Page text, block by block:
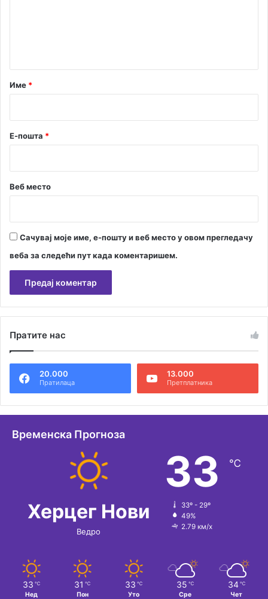
р
Име *
Е-пошта *
Веб место
Сачувај моје име, е-пошту и веб место у овом прегледачу
веба за следећи пут када коментаришем.
т
н
т
Пратите нас
20.000
Пратилаца
13.000
Претплатника
Временска Прогноза
Херцег Нови
Ведро
33 ℃
33º - 29º
49%
2.79 км/х
33 ℃
Нед
31 ℃
Пон
33 ℃
Уто
35 ℃
Сре
34 ℃
Чет